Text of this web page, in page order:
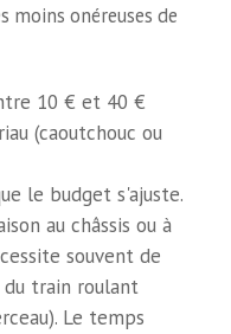
moins onéreuses de
10 € et 40 €
(caoutchouc ou
le budget s'ajuste.
au châssis ou à
souvent de
train roulant
Le temps